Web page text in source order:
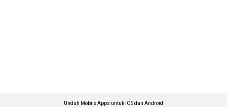
Unduh Mobile Apps untuk iOS dan Android